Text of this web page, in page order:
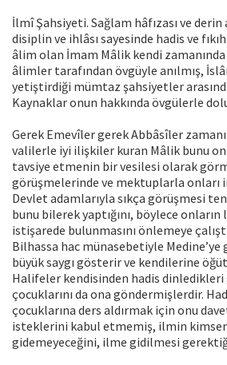
İlmî Şahsiyeti. Sağlam hâfızası ve derin
disiplin ve ihlâsı sayesinde hadis ve
âlim olan İmam Mâlik kendi
âlimler tarafından övgüyle anılmış,
yetiştirdiği mümtaz şahsiyetler
Kaynaklar onun hakkında övgülerle
Gerek Emevîler gerek Abbâsîler
valilerle iyi ilişkiler kuran Mâlik bunu
tavsiye etmenin bir vesilesi olarak
görüşmelerinde ve mektuplarla onları
Devlet adamlarıyla sıkça görüşmesi
bunu bilerek yaptığını, böylece
istişarede bulunmasını önlemeye
Bilhassa hac münasebetiyle
büyük saygı gösterir ve kendilerine
Halifeler kendisinden hadis dinledikleri
çocuklarını da ona göndermişlerdir.
çocuklarına ders aldırmak için onu
isteklerini kabul etmemiş, ilmin
gidemeyeceğini, ilme gidilmesi